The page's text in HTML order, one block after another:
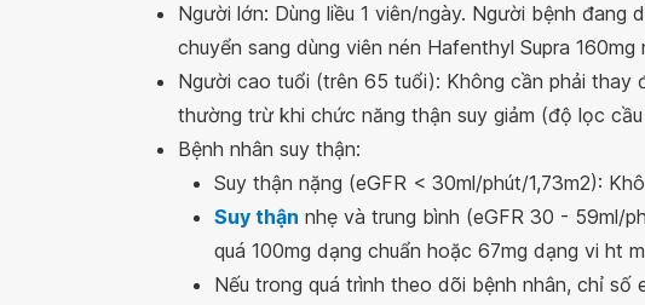
Người lớn: Dùng liều 1 viên/ngày. Người bệnh
chuyển sang dùng viên nén Hafenthyl Supra
Người cao tuổi (trên 65 tuổi): Không cần phải thay
thường trừ khi chức năng thận suy giảm (độ lọc
Bệnh nhân suy thận:
Suy thận nặng (eGFR < 30ml/phút/1,73m2):
Suy thận nhẹ và trung bình (eGFR 30 - 59ml/
quá 100mg dạng chuẩn hoặc 67mg dạng vi ht
Nếu trong quá trình theo dõi bệnh nhân, chỉ số